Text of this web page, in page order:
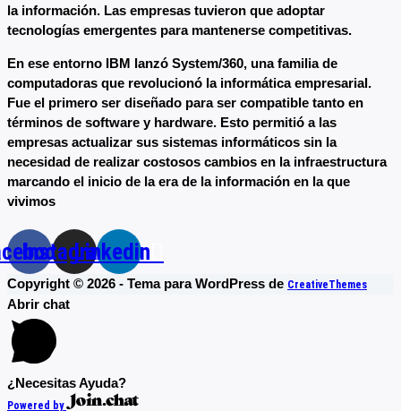
la información. Las empresas tuvieron que adoptar
tecnologías emergentes para mantenerse competitivas.
En ese entorno IBM lanzó System/360, una familia de
computadoras que revolucionó la informática empresarial.
Fue el primero ser diseñado para ser compatible tanto en
términos de software y hardware. Esto permitió a las
empresas actualizar sus sistemas informáticos sin la
necesidad de realizar costosos cambios en la infraestructura
marcando el inicio de la era de la información en la que
vivimos
InstagramLinkedin
Copyright © 2026 - Tema para WordPress de CreativeThemes
Abrir chat
¿Necesitas Ayuda?
Powered by